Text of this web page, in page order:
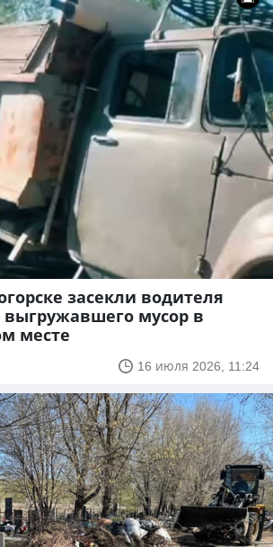
засекли водителя
выгружавшего мусор в
месте
16 июля 2026, 11:24